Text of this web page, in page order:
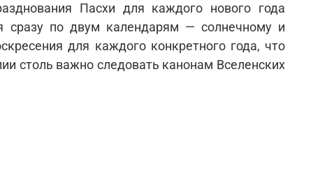
Пасхи для каждого нового года
сра­зу по двум календарям — солнечному и
для каждого конкретного года, что
столь важно следовать канонам Вселенских